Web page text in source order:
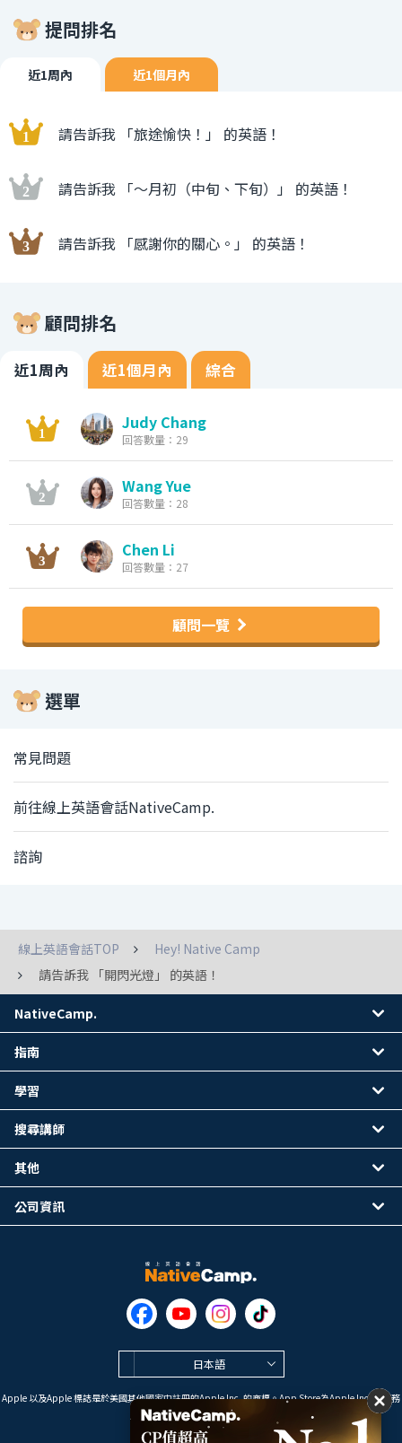
提問排名
近1周內 近1個月內
請告訴我 「旅途愉快！」 的英語！
請告訴我 「〜月初（中旬、下旬）」 的英語！
請告訴我 「感謝你的關心。」 的英語！
顧問排名
近1周內 近1個月內 綜合
Judy Chang
回答數量：29
Wang Yue
回答數量：28
Chen Li
回答數量：27
顧問一覽
選單
常見問題
前往線上英語會話NativeCamp.
諮詢
線上英語會話TOP
Hey! Native Camp
請告訴我 「開閃光燈」 的英語！
日本語
Apple 以及Apple 標誌是於美國其他國家中註冊的Apple Inc. 的商標。App Store為Apple Inc. 的服務
標誌。
Google Play是 Google LLC 的商標。
NativeCamp.
指南
學習
搜尋講師
其他
公司資訊